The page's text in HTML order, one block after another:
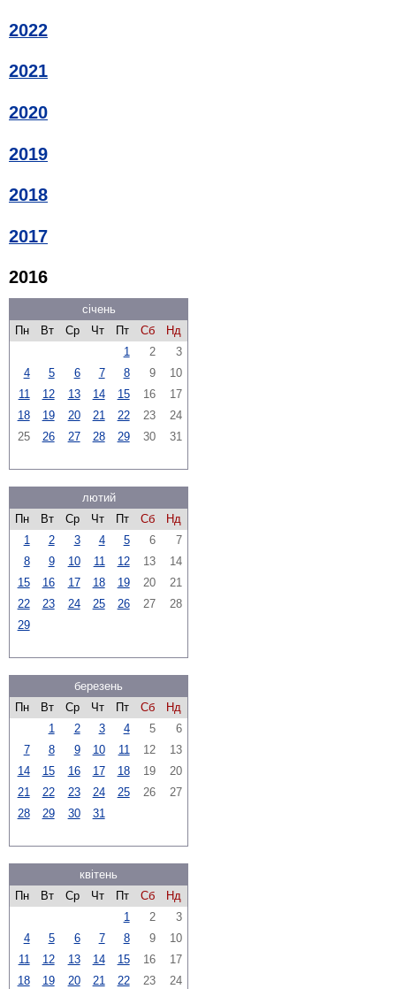
2022
2021
2020
2019
2018
2017
2016
січень
Пн
Вт Ср Чт Пт Сб
Нд
1
2
3
4
5 6 7 8 9
10
11
12 13 14 15 16
17
18
19 20 21 22 23
24
25
26 27 28 29 30 31
лютий
Пн
Вт Ср Чт Пт Сб
Нд
1
2 3 4 5 6
7
8
9 10 11 12 13
14
15
16 17 18 19 20
21
22
23 24 25 26 27
28
29
березень
Пн
Вт Ср Чт Пт Сб
Нд
1
2 3 4 5
6
7
8 9 10 11 12
13
14
15 16 17 18 19
20
21
22 23 24 25 26
27
28
29 30 31
квітень
Пн
Вт Ср Чт Пт Сб
Нд
1
2
3
4
5 6 7 8 9
10
11
12 13 14 15 16
17
18
19 20 21 22 23
24